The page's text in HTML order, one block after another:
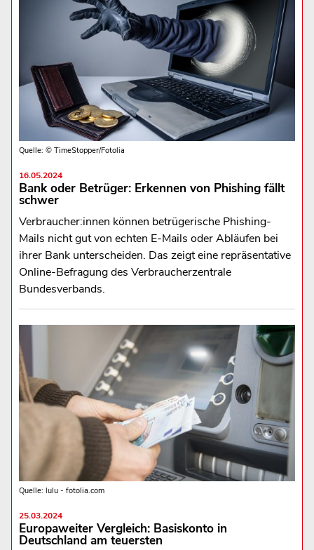
Quelle: © TimeStopper/Fotolia
16.05.2024
Bank oder Betrüger: Erkennen von Phishing fällt
schwer
Verbraucher:innen können betrügerische Phishing-
Mails nicht gut von echten E-Mails oder Abläufen bei
ihrer Bank unterscheiden. Das zeigt eine repräsentative
Online-Befragung des Verbraucherzentrale
Bundesverbands.
Quelle: lulu - fotolia.com
25.03.2024
Europaweiter Vergleich: Basiskonto in
Deutschland am teuersten